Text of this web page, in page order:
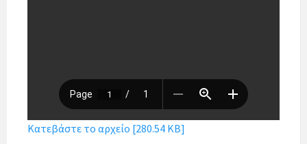
Κατεβάστε το αρχείο [280.54 KB]